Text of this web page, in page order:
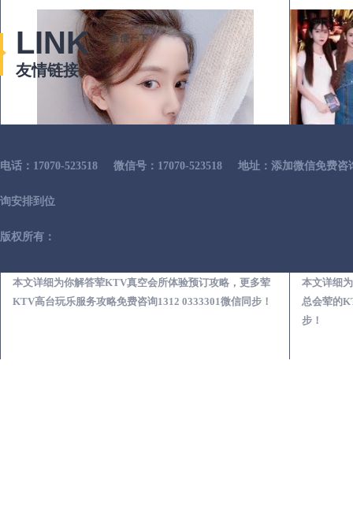
本文详细为你解答荤KTV真空会所体验预订攻略，更多荤
KTV高台玩乐服务攻略免费咨询1312 0333301微信同步！
本文详细
总会荤的
步！
LINK
友情链接
百度一下
电话：17070-523518 微信号：17070-523518 地址：添加微信免费
询安排到位
版权所有：